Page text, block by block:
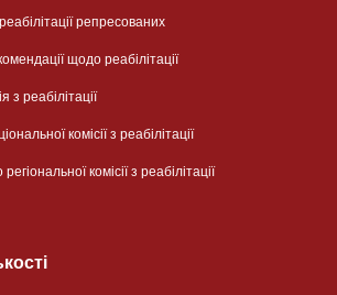
репресованих
щодо реабілітації
з реабілітації
комісії з реабілітації
комісії з реабілітації